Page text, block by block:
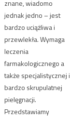
znane, wiadomo
jednak jedno – jest
bardzo uciążliwa i
przewlekła. Wymaga
leczenia
farmakologicznego a
także specjalistycznej i
bardzo skrupulatnej
pielęgnacji.
Przedstawiamy